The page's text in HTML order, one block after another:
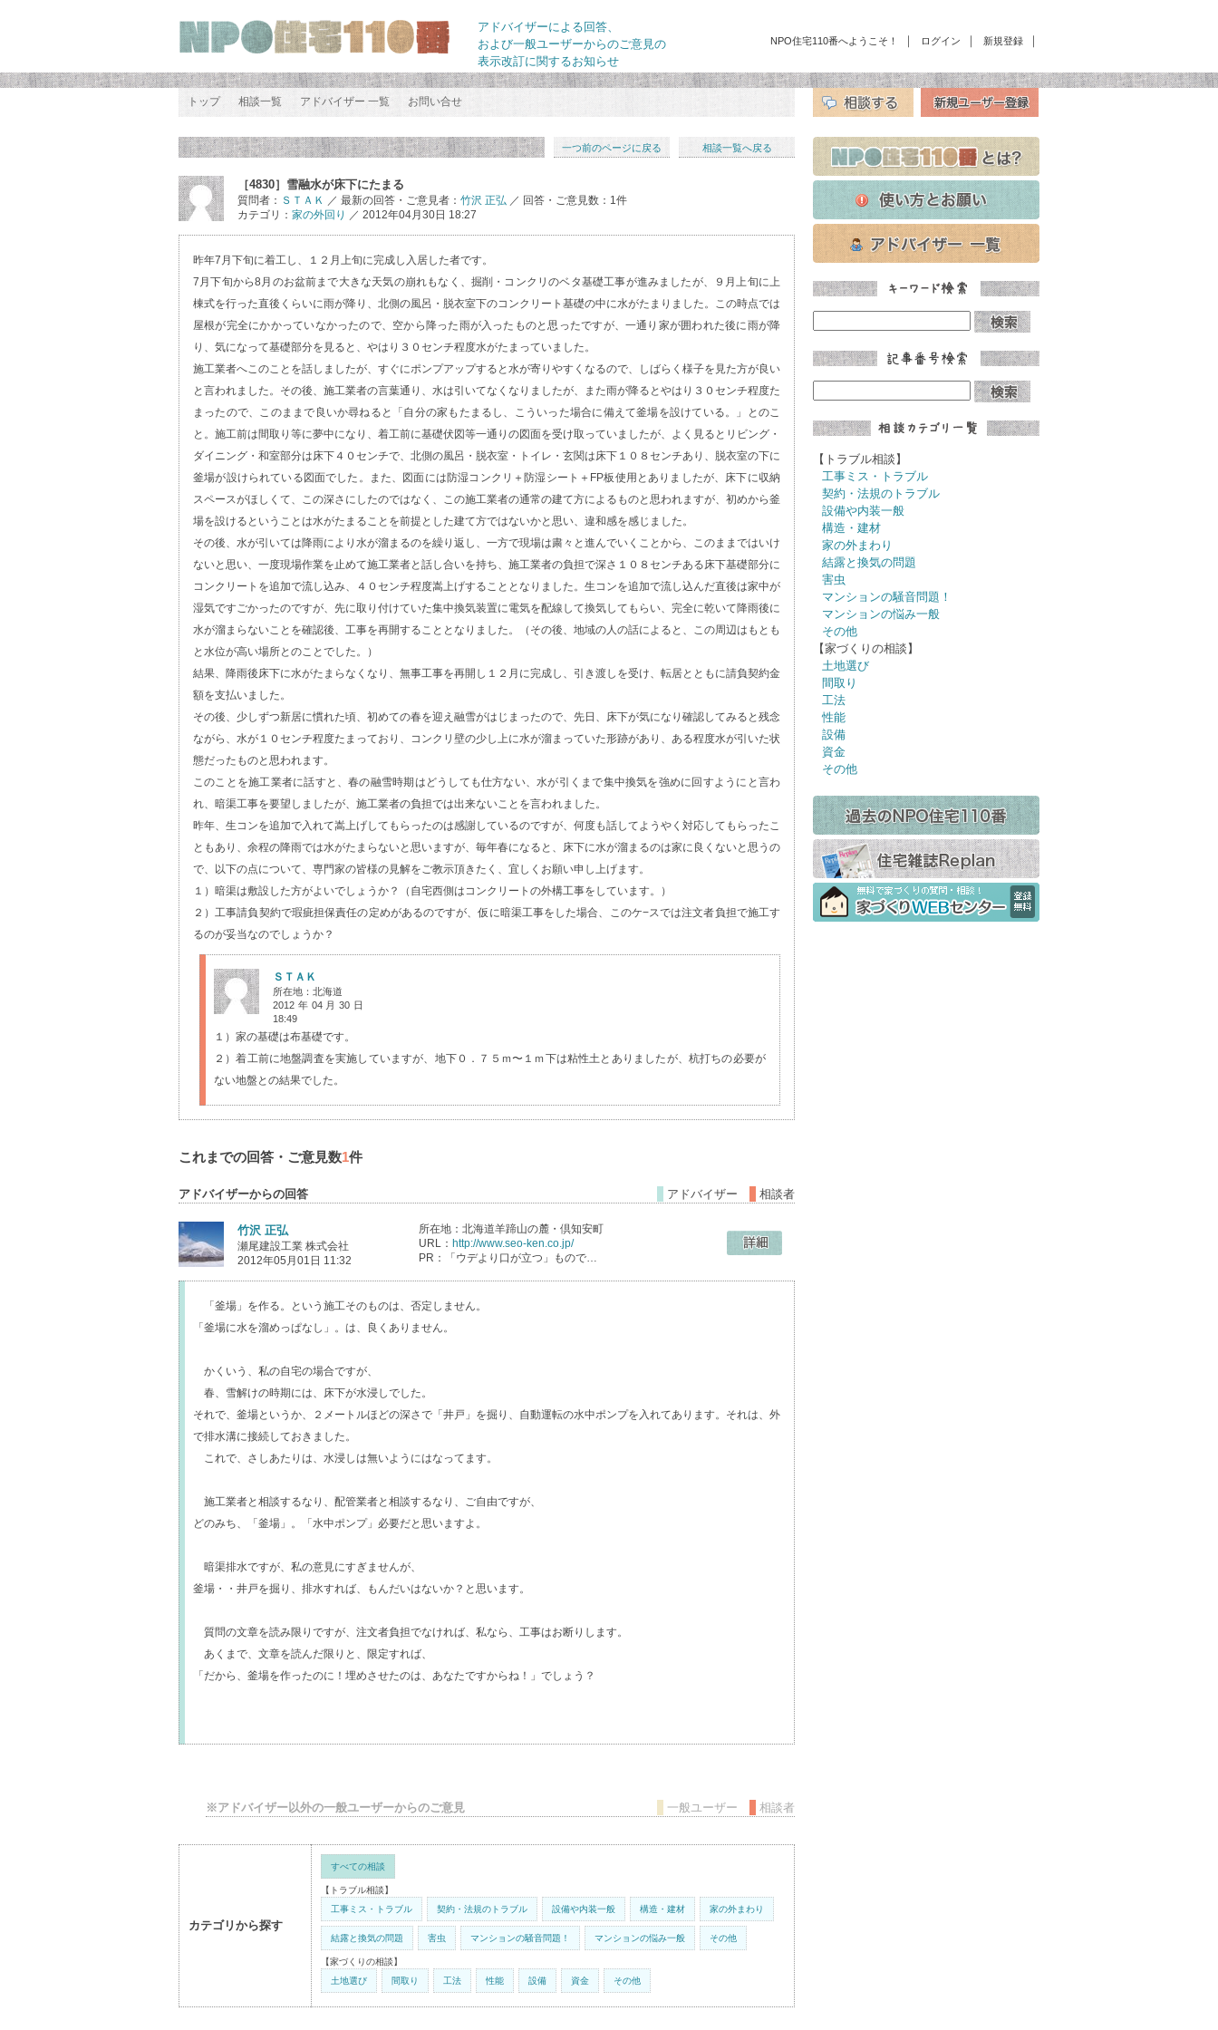
NPO住宅110番へようこそ！ ｜ ログイン ｜ 新規登録 ｜
アドバイザーによる回答、
および一般ユーザーからのご意見の
表示改訂に関するお知らせ
トップ 相談一覧 アドバイザー 一覧 お問い合せ
相談一覧へ戻る
一つ前のページに戻る
［4830］雪融水が床下にたまる
質問者： ＳＴＡＫ ／ 最新の回答・ご意見者： 竹沢 正弘 ／ 回答・ご意見数：1件
カテゴリ： 家の外回り ／ 2012年04月30日 18:27
昨年7月下旬に着工し、１２月上旬に完成し入居した者です。
7月下旬から8月のお盆前まで大きな天気の崩れもなく、掘削・コンクリのベタ基礎工事が進みましたが、９月上旬に上
棟式を行った直後くらいに雨が降り、北側の風呂・脱衣室下のコンクリート基礎の中に水がたまりました。この時点では
屋根が完全にかかっていなかったので、空から降った雨が入ったものと思ったですが、一通り家が囲われた後に雨が降
り、気になって基礎部分を見ると、やはり３０センチ程度水がたまっていました。
施工業者へこのことを話しましたが、すぐにポンプアップすると水が寄りやすくなるので、しばらく様子を見た方が良い
と言われました。その後、施工業者の言葉通り、水は引いてなくなりましたが、また雨が降るとやはり３０センチ程度た
まったので、このままで良いか尋ねると「自分の家もたまるし、こういった場合に備えて釜場を設けている。」とのこ
と。施工前は間取り等に夢中になり、着工前に基礎伏図等一通りの図面を受け取っていましたが、よく見るとリビング・
ダイニング・和室部分は床下４０センチで、北側の風呂・脱衣室・トイレ・玄関は床下１０８センチあり、脱衣室の下に
釜場が設けられている図面でした。また、図面には防湿コンクリ＋防湿シート＋FP板使用とありましたが、床下に収納
スペースがほしくて、この深さにしたのではなく、この施工業者の通常の建て方によるものと思われますが、初めから釜
場を設けるということは水がたまることを前提とした建て方ではないかと思い、違和感を感じました。
その後、水が引いては降雨により水が溜まるのを繰り返し、一方で現場は粛々と進んでいくことから、このままではいけ
ないと思い、一度現場作業を止めて施工業者と話し合いを持ち、施工業者の負担で深さ１０８センチある床下基礎部分に
コンクリートを追加で流し込み、４０センチ程度嵩上げすることとなりました。生コンを追加で流し込んだ直後は家中が
湿気ですごかったのですが、先に取り付けていた集中換気装置に電気を配線して換気してもらい、完全に乾いて降雨後に
水が溜まらないことを確認後、工事を再開することとなりました。（その後、地域の人の話によると、この周辺はもとも
と水位が高い場所とのことでした。）
結果、降雨後床下に水がたまらなくなり、無事工事を再開し１２月に完成し、引き渡しを受け、転居とともに請負契約金
額を支払いました。
その後、少しずつ新居に慣れた頃、初めての春を迎え融雪がはじまったので、先日、床下が気になり確認してみると残念
ながら、水が１０センチ程度たまっており、コンクリ壁の少し上に水が溜まっていた形跡があり、ある程度水が引いた状
態だったものと思われます。
このことを施工業者に話すと、春の融雪時期はどうしても仕方ない、水が引くまで集中換気を強めに回すようにと言わ
れ、暗渠工事を要望しましたが、施工業者の負担では出来ないことを言われました。
昨年、生コンを追加で入れて嵩上げしてもらったのは感謝しているのですが、何度も話してようやく対応してもらったこ
ともあり、余程の降雨では水がたまらないと思いますが、毎年春になると、床下に水が溜まるのは家に良くないと思うの
で、以下の点について、専門家の皆様の見解をご教示頂きたく、宜しくお願い申し上げます。
１）暗渠は敷設した方がよいでしょうか？（自宅西側はコンクリートの外構工事をしています。）
２）工事請負契約で瑕疵担保責任の定めがあるのですが、仮に暗渠工事をした場合、このケ−スでは注文者負担で施工す
るのが妥当なのでしょうか？
ＳＴＡＫ
所在地：北海道
2012年04月30日
18:49
１）家の基礎は布基礎です。
２）着工前に地盤調査を実施していますが、地下０．７５ｍ〜１ｍ下は粘性土とありましたが、杭打ちの必要が
ない地盤との結果でした。
これまでの回答・ご意見数1件
アドバイザーからの回答 アドバイザー 相談者
竹沢 正弘
瀬尾建設工業 株式会社
2012年05月01日 11:32
所在地：北海道羊蹄山の麓・倶知安町
URL： http://www.seo-ken.co.jp/
PR：「ウデより口が立つ」もので…
「釜場」を作る。という施工そのものは、否定しません。
「釜場に水を溜めっぱなし」。は、良くありません。
かくいう、私の自宅の場合ですが、
春、雪解けの時期には、床下が水浸しでした。
それで、釜場というか、２メートルほどの深さで「井戸」を掘り、自動運転の水中ポンプを入れてあります。それは、外
で排水溝に接続しておきました。
これで、さしあたりは、水浸しは無いようにはなってます。
施工業者と相談するなり、配管業者と相談するなり、ご自由ですが、
どのみち、「釜場」。「水中ポンプ」必要だと思いますよ。
暗渠排水ですが、私の意見にすぎませんが、
釜場・・井戸を掘り、排水すれば、もんだいはないか？と思います。
質問の文章を読み限りですが、注文者負担でなければ、私なら、工事はお断りします。
あくまで、文章を読んだ限りと、限定すれば、
「だから、釜場を作ったのに！埋めさせたのは、あなたですからね！」でしょう？
※アドバイザー以外の一般ユーザーからのご意見 一般ユーザー 相談者
カテゴリから探す
すべての相談
【トラブル相談】
工事ミス・トラブル
契約・法規のトラブル 設備や内装一般 構造・建材 家の外まわり
結露と換気の問題 害虫 マンションの騒音問題！ マンションの悩み一般 その他
【家づくりの相談】
土地選び
間取り 工法 性能 設備 資金 その他
【トラブル相談】
工事ミス・トラブル
契約・法規のトラブル
設備や内装一般
構造・建材
家の外まわり
結露と換気の問題
害虫
マンションの騒音問題！
マンションの悩み一般
その他
【家づくりの相談】
土地選び
間取り
工法
性能
設備
資金
その他